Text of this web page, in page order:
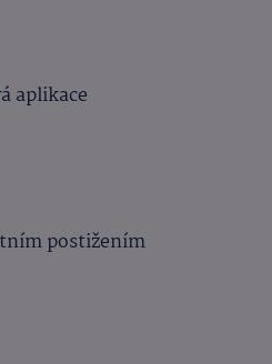
aplikace
postižením